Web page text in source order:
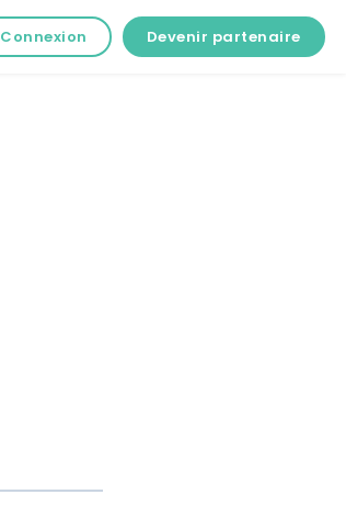
Connexion Devenir partenaire